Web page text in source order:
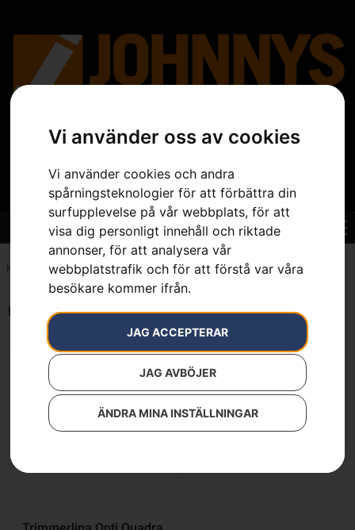
Vi använder oss av cookies
Vi använder cookies och andra
spårningsteknologier för att förbättra din
surfupplevelse på vår webbplats, för att
visa dig personligt innehåll och riktade
annonser, för att analysera vår
webbplatstrafik och för att förstå var våra
besökare kommer ifrån.
JAG ACCEPTERAR
JAG AVBÖJER
ÄNDRA MINA INSTÄLLNINGAR
Hem 7392930300170
Endast ett sökresultat